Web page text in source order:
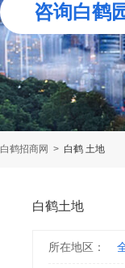
咨询白鹤
白鹤招商网 > 白鹤 土地
白鹤土地
所在地区：